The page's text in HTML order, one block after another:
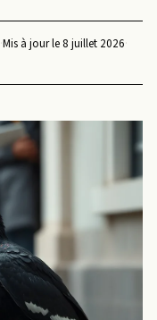
·Mis à jour le8 juillet 2026·